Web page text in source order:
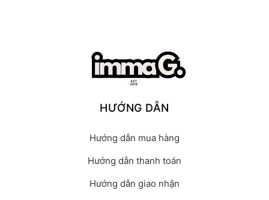
HƯỚNG DẪN
Hướng dẫn mua hàng
Hướng dẫn thanh toán
Hướng dẫn giao nhận